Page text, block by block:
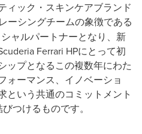
ィック・スキンケアブランド
ーシングチームの象徴である
ャルパートナーとなり、新
Ferrari HPにとって初
ップとなるこの複数年にわた
ォーマンス、イノベーショ
という共通のコミットメント
つけるものです。